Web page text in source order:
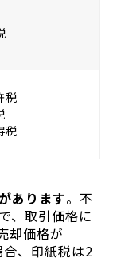
税
税
あります。不
、取引価格に
却価格が
、印紙税は2